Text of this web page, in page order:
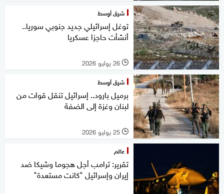
شرق أوسط
توغل إسرائيلي جديد جنوبي سوريا..
أنشأت حاجزا عسكريا
l 26 يوليو 2026
شرق أوسط
برميل بارود.. إسرائيل تنقل قوات من
لبنان وغزة إلى الضفة
l 25 يوليو 2026
عالم
تقرير: ترامب أجل هجوما وشيكا ضد
إيران وإسرائيل "كانت مستعدة"